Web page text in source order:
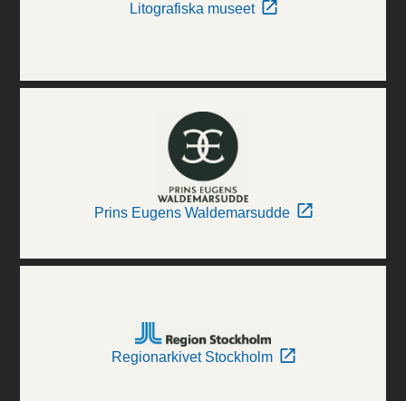
Litografiska museet
Prins Eugens Waldemarsudde
Regionarkivet Stockholm